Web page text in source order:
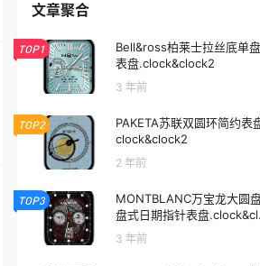
文章聚合
TOP1
Bell&ross柏莱士拉丝底单
表盘.clock&clock2
3 年前
TOP2
PAKETA苏联双圆环简约表
clock&clock2
2 年前
TOP3
MONTBLANC万宝龙大圆
盘式日期指针表盘
k2
3 年前